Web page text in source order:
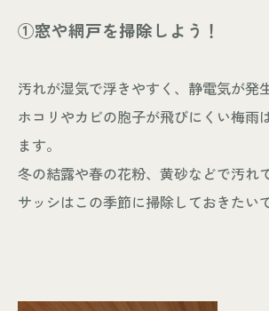
①窓や網戸を掃除しよう！
汚れが湿気で浮きやすく、静電気が発
ホコリやカビの胞子が飛びにくい梅雨
ます。
冬の結露や春の花粉、黄砂などで汚れ
サッシはこの季節に掃除しておきたい